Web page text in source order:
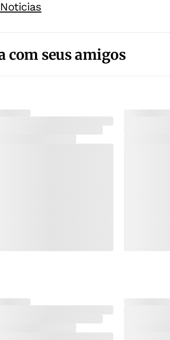
com seus amigos